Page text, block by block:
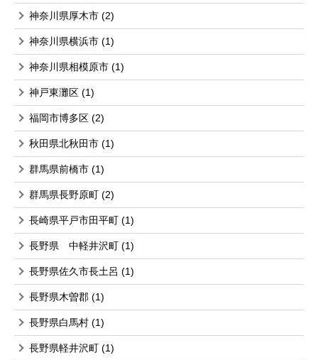
神奈川県厚木市 (2)
神奈川県横浜市 (1)
神奈川県相模原市 (1)
神戸東灘区 (1)
福岡市博多区 (2)
秋田県北秋田市 (1)
群馬県前橋市 (1)
群馬県長野原町 (2)
長崎県平戸市田平町 (1)
長野県 中軽井沢町 (1)
長野県佐久市長土呂 (1)
長野県木曽郡 (1)
長野県白馬村 (1)
長野県軽井沢町 (1)